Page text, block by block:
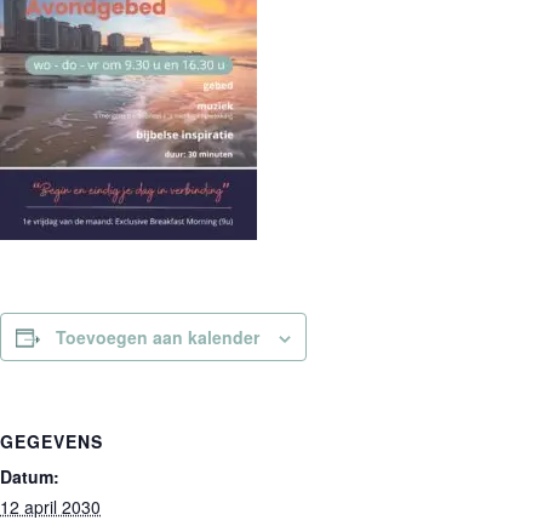
Toevoegen aan kalender
GEGEVENS
Datum:
12 april 2030